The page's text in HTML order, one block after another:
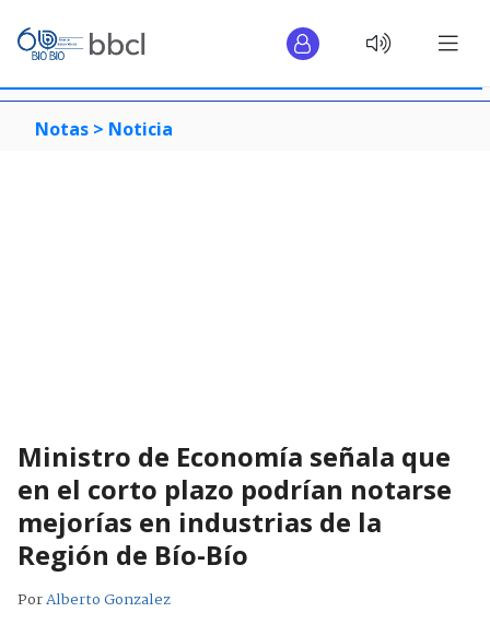
Notas > Noticia
Ministro de Economía señala que
en el corto plazo podrían notarse
mejorías en industrias de la
Región de Bío-Bío
PorAlberto Gonzalez